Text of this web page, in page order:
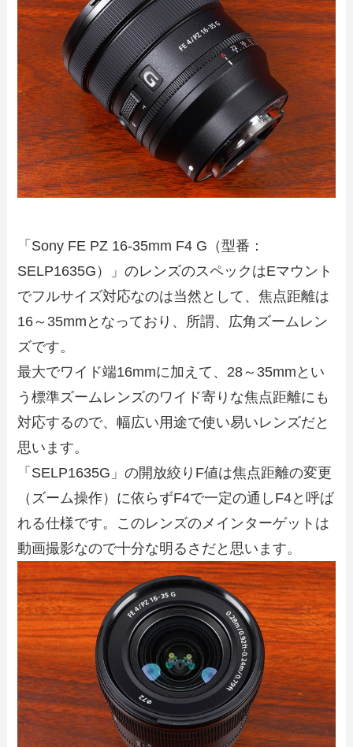
「Sony FE PZ 16-35mm F4 G（型番：
SELP1635G）」のレンズのスペックはEマウント
でフルサイズ対応なのは当然として、焦点距離は
16～35mmとなっており、所謂、広角ズームレン
ズです。
最大でワイド端16mmに加えて、28～35mmとい
う標準ズームレンズのワイド寄りな焦点距離にも
対応するので、幅広い用途で使い易いレンズだと
思います。
「SELP1635G」の開放絞りF値は焦点距離の変更
（ズーム操作）に依らずF4で一定の通しF4と呼ば
れる仕様です。このレンズのメインターゲットは
動画撮影なので十分な明るさだと思います。